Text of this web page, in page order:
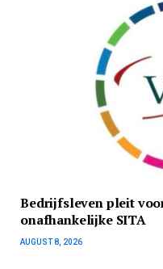
Bedrijfsleven pleit
onafhankelijke SITA
AUGUST 8, 2026